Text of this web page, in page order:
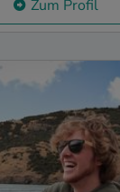
Zum Profil